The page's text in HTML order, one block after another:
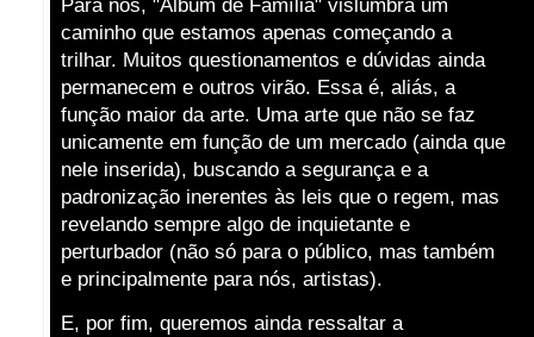
Para nós, "Álbum de Família" vislumbra um
caminho que estamos apenas começando a
trilhar. Muitos questionamentos e dúvidas ainda
permanecem e outros virão. Essa é, aliás, a
função maior da arte. Uma arte que não se faz
unicamente em função de um mercado (ainda que
nele inserida), buscando a segurança e a
padronização inerentes às leis que o regem, mas
revelando sempre algo de inquietante e
perturbador (não só para o público, mas também
e principalmente para nós, artistas).
E, por fim, queremos ainda ressaltar a